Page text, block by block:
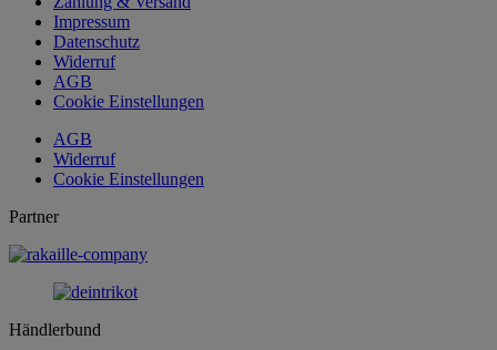
Impressum
Datenschutz
Widerruf
AGB
Cookie Einstellungen
AGB
Widerruf
Cookie Einstellungen
Partner
Händlerbund